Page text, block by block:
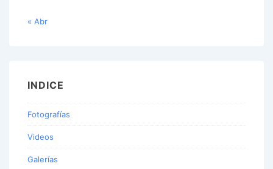
« Abr
INDICE
Fotografías
Videos
Galerías